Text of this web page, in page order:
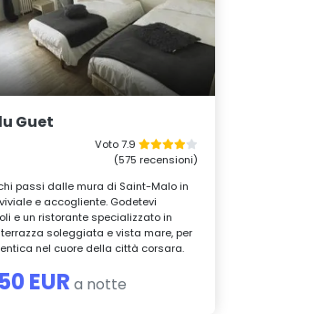
Guet
Voto 7.9
(575 recensioni)
passi dalle mura di Saint-Malo in
e accogliente. Godetevi
e un ristorante specializzato in
soleggiata e vista mare, per
nel cuore della città corsara.
50 EUR a notte